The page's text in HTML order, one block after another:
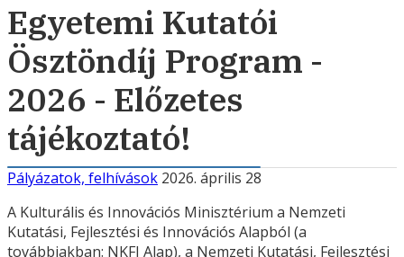
Egyetemi Kutatói
Ösztöndíj Program -
2026 - Előzetes
tájékoztató!
Pályázatok, felhívások 2026. április 28
A Kulturális és Innovációs Minisztérium a Nemzeti
Kutatási, Fejlesztési és Innovációs Alapból (a
továbbiakban: NKFI Alap), a Nemzeti Kutatási, Fejlesztési